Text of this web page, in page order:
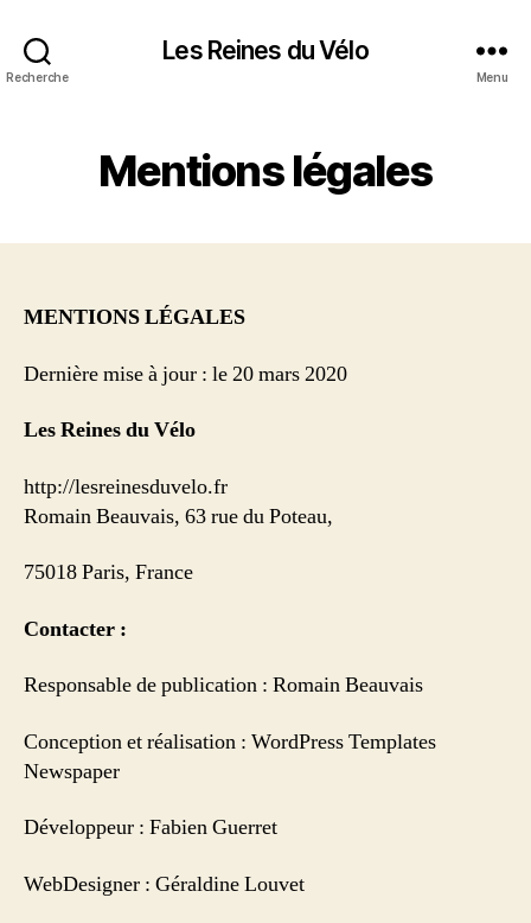
Recherche
Les Reines du Vélo
Menu
Mentions légales
MENTIONS LÉGALES
Dernière mise à jour : le 20 mars 2020
Les Reines du Vélo
http://lesreinesduvelo.fr
Romain Beauvais, 63 rue du Poteau,
75018 Paris, France
Contacter :
Responsable de publication : Romain Beauvais
Conception et réalisation : WordPress Templates
Newspaper
Développeur : Fabien Guerret
WebDesigner : Géraldine Louvet